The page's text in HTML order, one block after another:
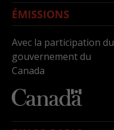
ÉMISSIONS
Avec la participation du
gouvernement du
Canada